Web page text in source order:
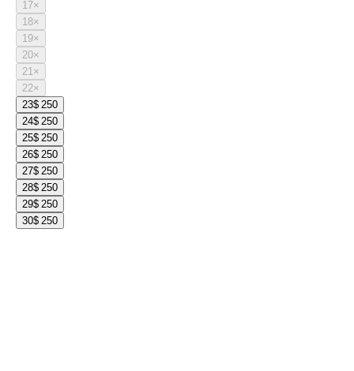
17×
18×
19×
20×
21×
22×
23$ 250
24$ 250
25$ 250
26$ 250
27$ 250
28$ 250
29$ 250
30$ 250